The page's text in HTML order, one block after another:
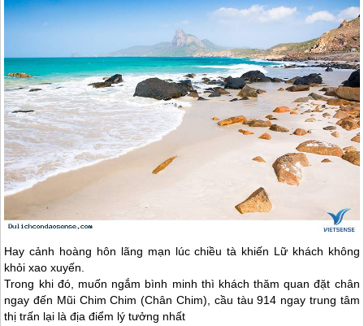
Hay cảnh hoàng hôn lãng mạn lúc chiều tà khiến Lữ khách không
khỏi xao xuyến.
Trong khi đó, muốn ngắm bình minh thì khách thăm quan đặt chân
ngay đến Mũi Chim Chim (Chân Chim), cầu tàu 914 ngay trung tâm
thị trấn lại là địa điểm lý tưởng nhất